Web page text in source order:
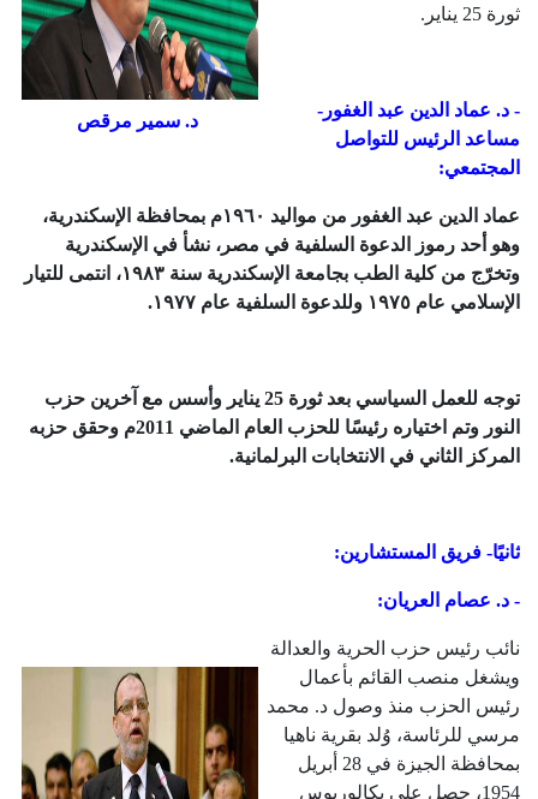
د. سمير مرقص
ثورة 25 يناير.
- د. عماد الدين عبد الغفور-
مساعد الرئيس للتواصل
المجتمعي:
عماد الدين عبد الغفور من مواليد ١٩٦٠م بمحافظة الإسكندرية،
وهو أحد رموز الدعوة السلفية في مصر، نشأ في الإسكندرية
وتخرّج من كلية الطب بجامعة الإسكندرية سنة ١٩٨٣، انتمى للتيار
الإسلامي عام ١٩٧٥ وللدعوة السلفية عام ١٩٧٧.
توجه للعمل السياسي بعد ثورة 25 يناير وأسس مع آخرين حزب
النور وتم اختياره رئيسًا للحزب العام الماضي 2011م وحقق حزبه
المركز الثاني في الانتخابات البرلمانية.
ثانيًا- فريق المستشارين:
- د. عصام العريان:
نائب رئيس حزب الحرية والعدالة
ويشغل منصب القائم بأعمال
رئيس الحزب منذ وصول د. محمد
مرسي للرئاسة، وُلد بقرية ناهيا
بمحافظة الجيزة في 28 أبريل
1954، حصل على بكالوريوس